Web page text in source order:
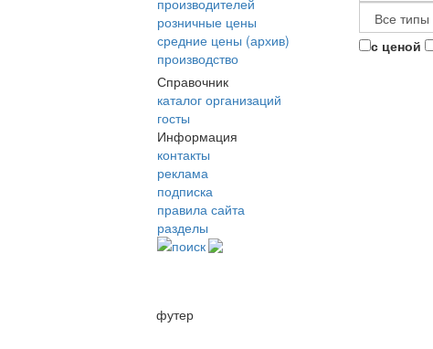
производителей
розничные цены
средние цены (архив)
производство
Справочник
каталог организаций
госты
Информация
контакты
реклама
подписка
правила сайта
разделы
поиск
с ценой
футер